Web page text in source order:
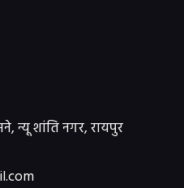
शांति नगर, रायपुर